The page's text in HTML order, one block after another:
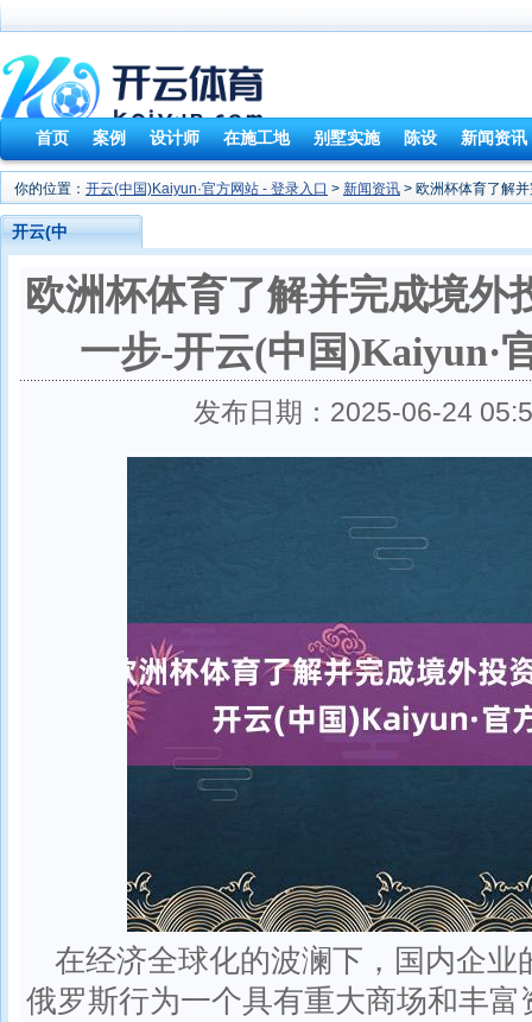
首页 案例 设计师 在施工地 别墅实施 陈设 新闻资讯
你的位置： 开云(中国)Kaiyun·官方网站 - 登录入口 > 新闻资讯 > 欧洲杯体育了解
开云(中
网站 - 登录入口
欧洲杯体育了解并完成境外
一步-开云(中国)Kaiyun·
发布日期：2025-06-24
在经济全球化的波澜下，国内企
俄罗斯行为一个具有重大商场和丰